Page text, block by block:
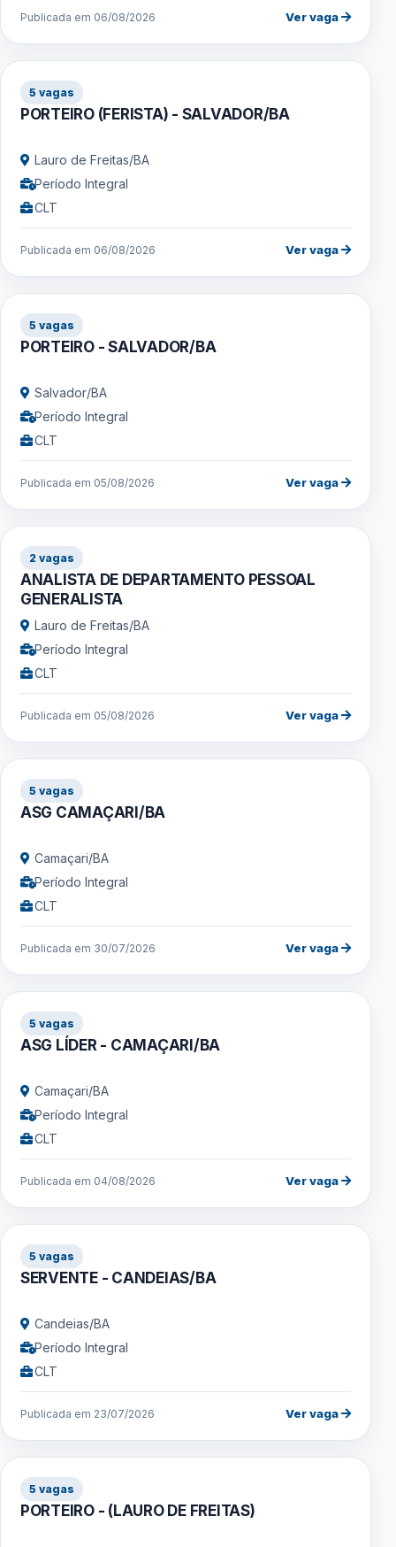
Publicada em 06/08/2026 Ver vaga
5 vagas
PORTEIRO (FERISTA) - SALVADOR/BA
Lauro de Freitas/BA
Período Integral
CLT
Publicada em 06/08/2026 Ver vaga
5 vagas
PORTEIRO - SALVADOR/BA
Salvador/BA
Período Integral
CLT
Publicada em 05/08/2026 Ver vaga
2 vagas
ANALISTA DE DEPARTAMENTO PESSOAL
GENERALISTA
Lauro de Freitas/BA
Período Integral
CLT
Publicada em 05/08/2026 Ver vaga
5 vagas
ASG CAMAÇARI/BA
Camaçari/BA
Período Integral
CLT
Publicada em 30/07/2026 Ver vaga
5 vagas
ASG LÍDER - CAMAÇARI/BA
Camaçari/BA
Período Integral
CLT
Publicada em 04/08/2026 Ver vaga
5 vagas
SERVENTE - CANDEIAS/BA
Candeias/BA
Período Integral
CLT
Publicada em 23/07/2026 Ver vaga
5 vagas
PORTEIRO - (LAURO DE FREITAS)